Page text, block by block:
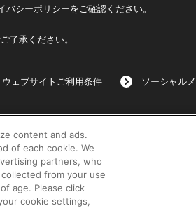
バシーポリシーをご確認ください。
了承ください。
ウェブサイトご利用条件 ソーシャル
ピーライト一覧を表示する
content and ads.
of each cookie. We
partners, who
from your use
age. Please click
cookie settings,